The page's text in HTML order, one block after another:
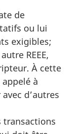
de
ou lui
exigibles;
REEE,
À cette
à
d’autres
transactions